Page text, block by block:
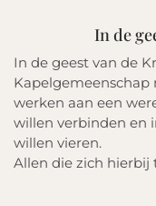
In de
In de geest van de
werken aan een
willen verbinden en
willen vieren.
Allen die zich hierbij